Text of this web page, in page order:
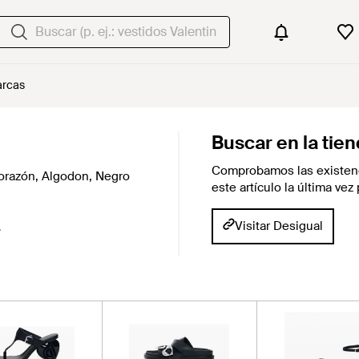
Algodon, Negro
Buscar en la
Comprobamos las
este artículo la última
Visitar Desigual